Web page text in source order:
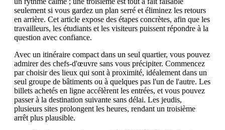
seulement si vous gardez un plan serré et éliminez les retours
en arrière. Cet article expose des étapes concrètes, afin que les
travailleurs, les étudiants et les visiteurs puissent répondre à la
question avec confiance.
Avec un itinéraire compact dans un seul quartier, vous pouvez
admirer des chefs-d'œuvre sans vous précipiter. Commencez
par choisir des lieux qui sont à proximité, idéalement dans un
seul groupe de bâtiments ou à quelques pas l'un de l'autre. Les
billets achetés en ligne accélèrent les entrées, et vous pouvez
passer à la destination suivante sans délai. Les jeudis,
plusieurs sites prolongent les heures, rendant un troisième
arrêt plus plausible.